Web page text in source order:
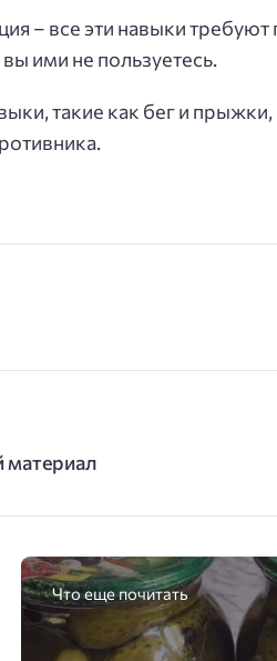
– все эти навыки
ими не пользуетесь.
такие как бег и
материал
Что еще почитать